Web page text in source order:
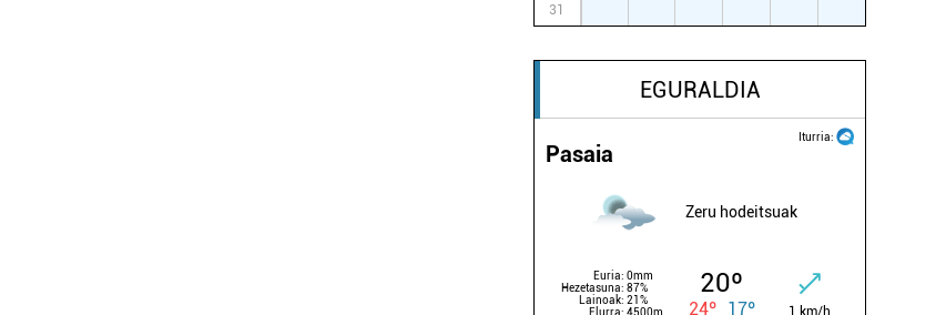
31
EGURALDIA
Iturria:
Pasaia
Zeru hodeitsuak
Euria: 0mm
Hezetasuna: 87%
Lainoak: 21%
Elurra: 4500m
20º
24º 17º 1 km/h